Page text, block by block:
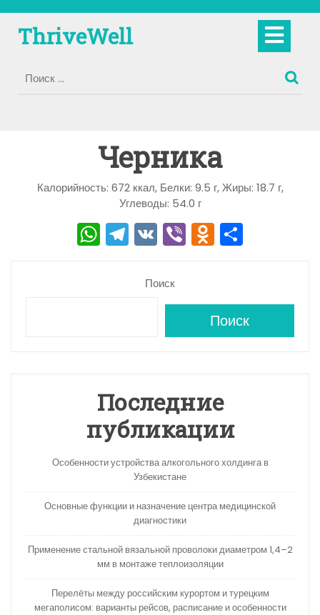
содержимому
ThriveWell
Черника
Калорийность: 672 ккал, Белки: 9.5 г, Жиры: 18.7 г,
Углеводы: 54.0 г
W
h
T
el
e
V
K
Vi
b
O
d
o
kl
a
s
ni
ki
а
в
и
Поиск
Поиск
Последние
публикации
Особенности устройства алкогольного холдинга в
Узбекистане
Основные функции и назначение центра медицинской
диагностики
Применение стальной вязальной проволоки диаметром 1,4–2
мм в монтаже теплоизоляции
Перелёты между российским курортом и турецким
мегаполисом: варианты рейсов, расписание и особенности